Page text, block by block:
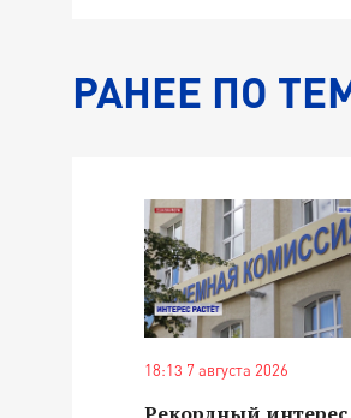
РАНЕЕ ПО
18:13 7 августа 2026